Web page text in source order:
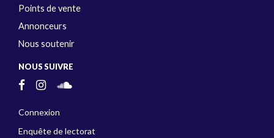
Points de vente
Annonceurs
Nous soutenir
NOUS SUIVRE
Connexion
Enquête de lectorat